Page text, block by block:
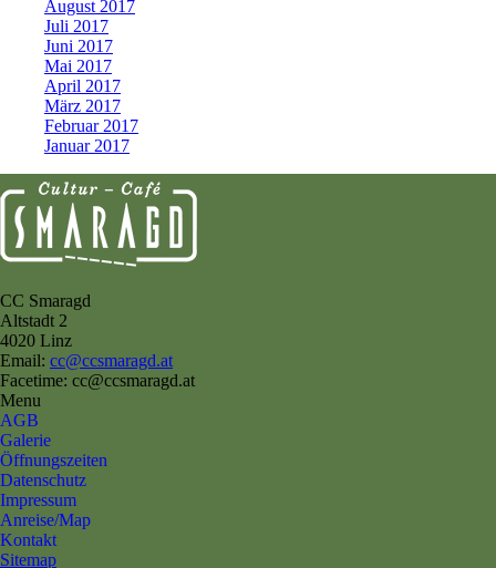
August 2017
Juli 2017
Juni 2017
Mai 2017
April 2017
März 2017
Februar 2017
Januar 2017
CC Smaragd
Altstadt 2
4020 Linz
Email: cc@ccsmaragd.at
Facetime: cc@ccsmaragd.at
Menu
AGB
Galerie
Öffnungszeiten
Datenschutz
Impressum
Anreise/Map
Kontakt
Sitemap